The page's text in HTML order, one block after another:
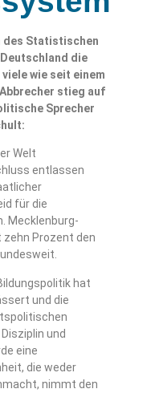
des Statistischen
die
wie seit einem
stieg auf
Sprecher
Welt
entlassen
für die
Mecklenburg-
Prozent den
hat
und die
und
eine
die weder
nimmt den